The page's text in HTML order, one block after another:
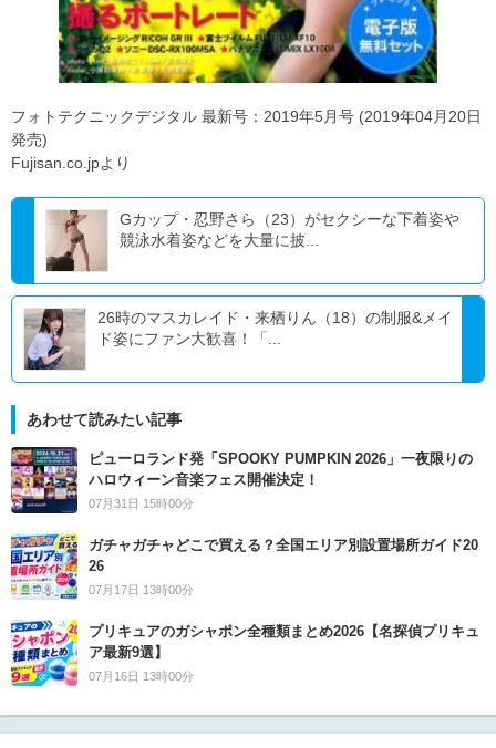
フォトテクニックデジタル 最新号：2019年5月号 (2019年04月20日
発売)
Fujisan.co.jpより
Gカップ・忍野さら（23）がセクシーな下着姿や
競泳水着姿などを大量に披...
26時のマスカレイド・来栖りん（18）の制服&メイ
ド姿にファン大歓喜！「...
あわせて読みたい記事
ピューロランド発「SPOOKY PUMPKIN 2026」一夜限りの
ハロウィーン音楽フェス開催決定！
07月31日 15時00分
ガチャガチャどこで買える？全国エリア別設置場所ガイド20
26
07月17日 13時00分
プリキュアのガシャポン全種類まとめ2026【名探偵プリキュ
ア最新9選】
07月16日 13時00分